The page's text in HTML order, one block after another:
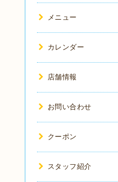
メニュー
カレンダー
店舗情報
お問い合わせ
クーポン
スタッフ紹介